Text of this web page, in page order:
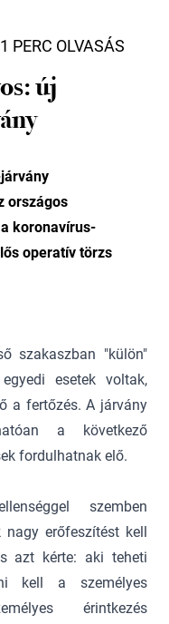
1 PERC OLVASÁS
új
országos
koronavírus-
operatív törzs
szakaszban "külön"
esetek voltak,
a fertőzés. A járvány
a következő
fordulhatnak elő.
szemben
nagy erőfeszítést kell
azt kérte: aki teheti
kell a személyes
érintkezés